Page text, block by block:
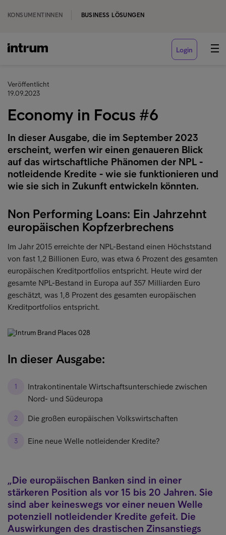
KONSUMENTINNEN BUSINESS LÖSUNGEN
Login
Veröffentlicht
19.09.2023
Economy in Focus #6
In dieser Ausgabe, die im September 2023
erscheint, werfen wir einen genaueren Blick
auf das wirtschaftliche Phänomen der NPL -
notleidende Kredite - wie sie funktionieren und
wie sie sich in Zukunft entwickeln könnten.
Non Performing Loans: Ein Jahrzehnt
europäischen Kopfzerbrechens
Im Jahr 2015 erreichte der NPL-Bestand einen Höchststand
von fast 1,2 Billionen Euro, was etwa 6 Prozent des gesamten
europäischen Kreditportfolios entspricht. Heute wird der
gesamte NPL-Bestand in Europa auf 357 Milliarden Euro
geschätzt, was 1,8 Prozent des gesamten europäischen
Kreditportfolios entspricht.
In dieser Ausgabe:
Intrakontinentale Wirtschaftsunterschiede zwischen
Nord- und Südeuropa
Die großen europäischen Volkswirtschaften
Eine neue Welle notleidender Kredite?
Die europäischen Banken sind in einer
stärkeren Position als vor 15 bis 20 Jahren. Sie
sind aber keineswegs vor einer neuen Welle
potenziell notleidender Kredite gefeit. Die
Auswirkungen des drastischen Zinsanstiegs